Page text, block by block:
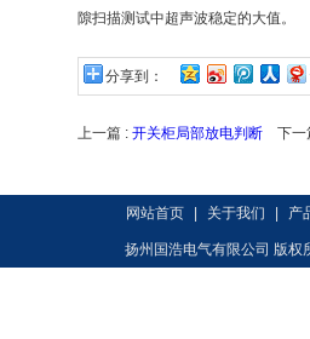
隙扫描测试中超声波稳定的大值。
分享到：
上一篇 : 开关柜局部放电判断 下
网站首页 关于我们 产
扬州国浩电气有限公司 版权